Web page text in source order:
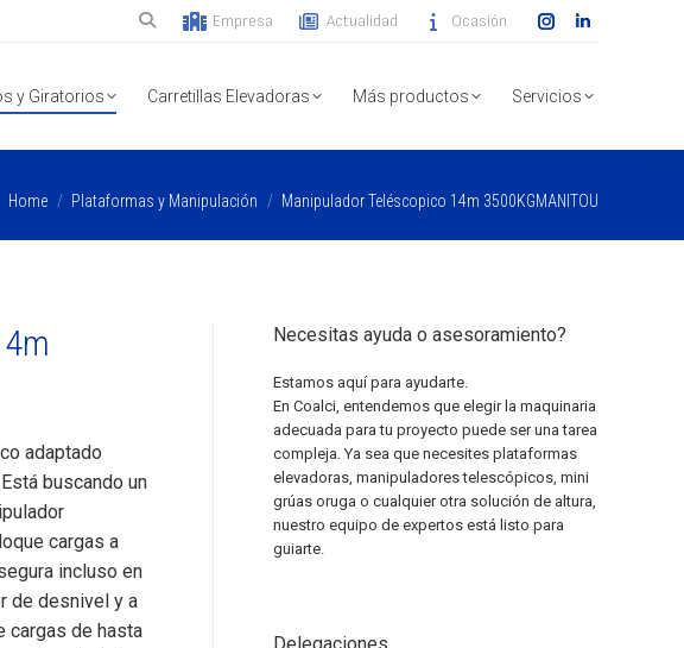
Empresa Actualidad Ocasión
Instagram
opens
window
Linkedin
opens
window
y Giratorios Carretillas Elevadoras Más productos Servicios
You are here:
Home Plataformas y Manipulación Manipulador Teléscopico 14m 3500KGMANITOU
adaptado
buscando un
cargas a
incluso en
de desnivel y a
cargas de hasta
Necesitas ayuda o asesoramiento?
Estamos aquí para ayudarte.
En Coalci, entendemos que elegir la maquinaria
adecuada para tu proyecto puede ser una tarea
compleja. Ya sea que necesites plataformas
elevadoras, manipuladores telescópicos, mini
grúas oruga o cualquier otra solución de altura,
nuestro equipo de expertos está listo para
guiarte.